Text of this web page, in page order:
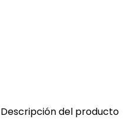
Descripción del producto